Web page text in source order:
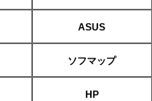
ASUS
ソフマップ
HP